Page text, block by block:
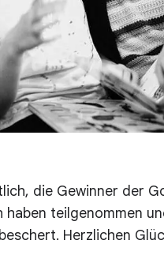
die Gewinner der
haben teilgenommen
Herzlichen